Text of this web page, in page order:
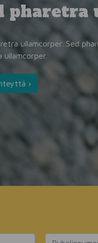
pharetra
ullamcorper. Sed
ullamcorper.
›